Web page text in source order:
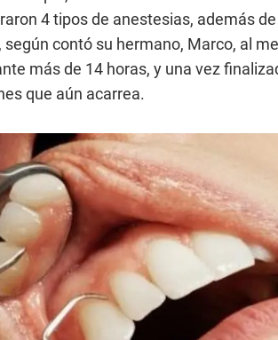
4 tipos de anestesias, además
contó su hermano, Marco, al
más de 14 horas, y una vez
que aún acarrea.